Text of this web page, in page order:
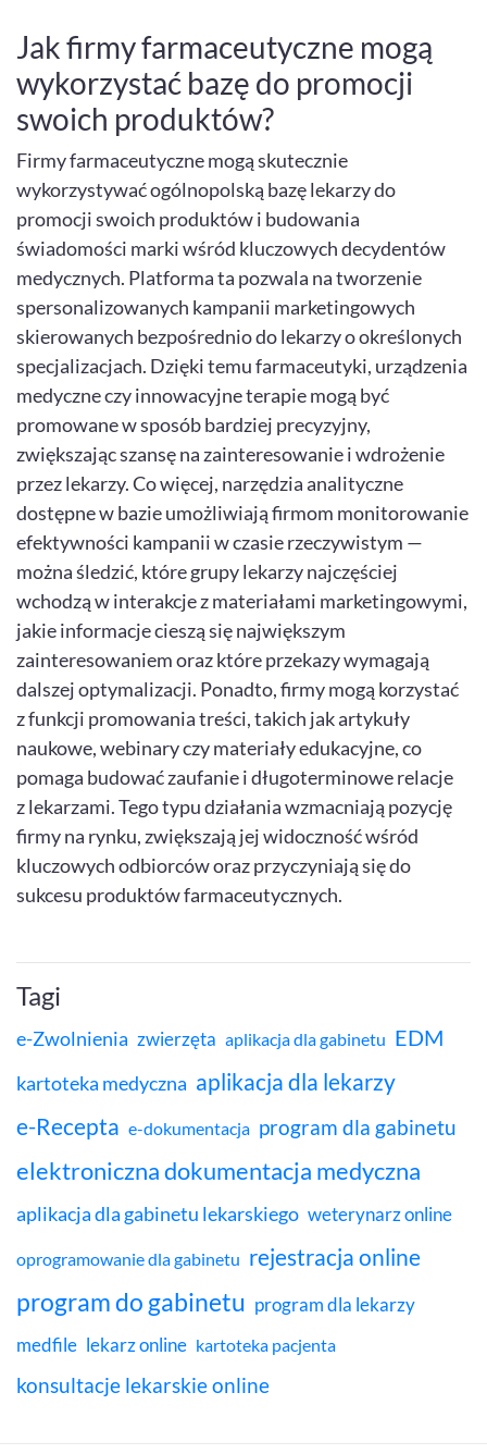
Jak firmy farmaceutyczne mogą
wykorzystać bazę do promocji
swoich produktów?
Firmy farmaceutyczne mogą skutecznie
wykorzystywać ogólnopolską bazę lekarzy do
promocji swoich produktów i budowania
świadomości marki wśród kluczowych decydentów
medycznych. Platforma ta pozwala na tworzenie
spersonalizowanych kampanii marketingowych
skierowanych bezpośrednio do lekarzy o określonych
specjalizacjach. Dzięki temu farmaceutyki, urządzenia
medyczne czy innowacyjne terapie mogą być
promowane w sposób bardziej precyzyjny,
zwiększając szansę na zainteresowanie i wdrożenie
przez lekarzy. Co więcej, narzędzia analityczne
dostępne w bazie umożliwiają firmom monitorowanie
efektywności kampanii w czasie rzeczywistym —
można śledzić, które grupy lekarzy najczęściej
wchodzą w interakcje z materiałami marketingowymi,
jakie informacje cieszą się największym
zainteresowaniem oraz które przekazy wymagają
dalszej optymalizacji. Ponadto, firmy mogą korzystać
z funkcji promowania treści, takich jak artykuły
naukowe, webinary czy materiały edukacyjne, co
pomaga budować zaufanie i długoterminowe relacje
z lekarzami. Tego typu działania wzmacniają pozycję
firmy na rynku, zwiększają jej widoczność wśród
kluczowych odbiorców oraz przyczyniają się do
sukcesu produktów farmaceutycznych.
Tagi
e-Zwolnienia zwierzęta aplikacja dla gabinetu EDM
kartoteka medyczna aplikacja dla lekarzy
e-Recepta e-dokumentacja program dla gabinetu
elektroniczna dokumentacja medyczna
aplikacja dla gabinetu lekarskiego weterynarz online
oprogramowanie dla gabinetu rejestracja online
program do gabinetu program dla lekarzy
medfile lekarz online kartoteka pacjenta
konsultacje lekarskie online